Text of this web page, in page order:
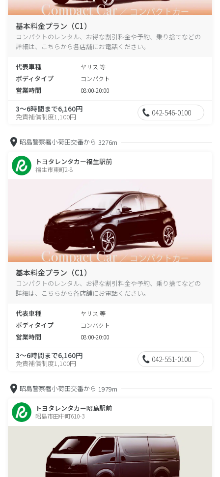
基本料金プラン（C1）
コンパクトのレンタル、お得な割引料金や予約、乗り捨てなどの
詳細は、こちらから各店舗にお電話ください。
代表車種 ヤリス 等
ボディタイプ コンパクト
営業時間 08:00-20:00
3～6時間まで6,160円
免責補償制度1,100円 042-546-0100
昭島警察署小荷田交番から 3276m
トヨタレンタカー福生駅前
福生市東町2-8
基本料金プラン（C1）
コンパクトのレンタル、お得な割引料金や予約、乗り捨てなどの
詳細は、こちらから各店舗にお電話ください。
代表車種 ヤリス 等
ボディタイプ コンパクト
営業時間 08:00-20:00
3～6時間まで6,160円
免責補償制度1,100円 042-551-0100
昭島警察署小荷田交番から 1979m
トヨタレンタカー昭島駅前
昭島市田中町610-3